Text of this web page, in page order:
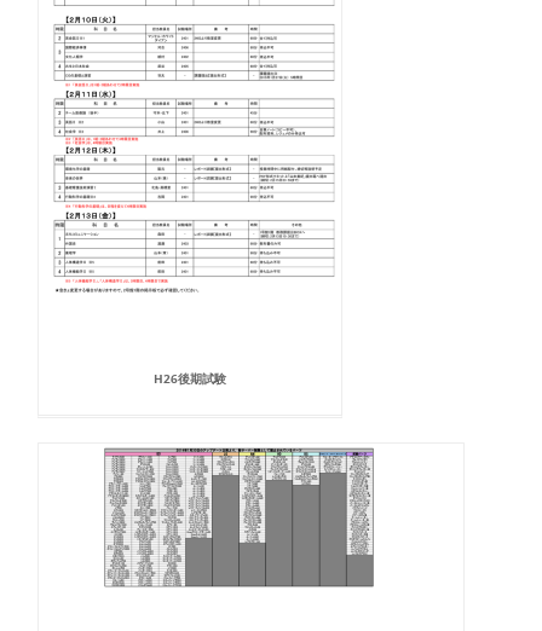
H26後期試験